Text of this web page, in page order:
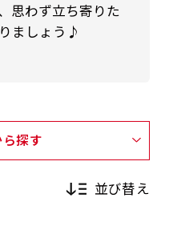
思わず立ち寄りた
ましょう♪
探す
並び替え